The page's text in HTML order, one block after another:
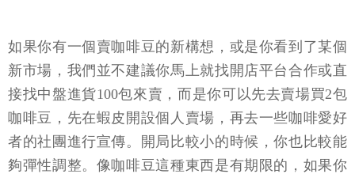
如果你有一個賣咖啡豆的新構想，或是你看到了某個
新市場，我們並不建議你馬上就找開店平台合作或直
接找中盤進貨100包來賣，而是你可以先去賣場買2包
咖啡豆，先在蝦皮開設個人賣場，再去一些咖啡愛好
者的社團進行宣傳。開局比較小的時候，你也比較能
夠彈性調整。像咖啡豆這種東西是有期限的，如果你